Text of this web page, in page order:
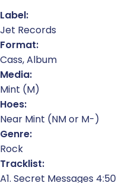
Label:
Jet Records
Format:
Cass, Album
Media:
Mint (M)
Hoes:
Near Mint (NM or M-)
Genre:
Rock
Tracklist:
A1. Secret Messages 4:50